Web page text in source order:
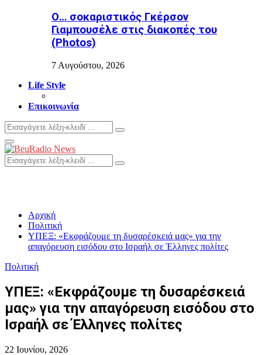
Ο… σοκαριστικός Γκέρσον
Γιαμπουσέλε στις διακοπές του
(Photos)
7 Αυγούστου, 2026
Life Style
Επικοινωνία
Search
for:
Search
Primary
Menu
Search
for:
Search
Αρχική
Πολιτική
ΥΠΕΞ: «Εκφράζουμε τη δυσαρέσκειά μας» για την
απαγόρευση εισόδου στο Ισραήλ σε Έλληνες πολίτες
Πολιτική
ΥΠΕΞ: «Εκφράζουμε τη δυσαρέσκειά
μας» για την απαγόρευση εισόδου στο
Ισραήλ σε Έλληνες πολίτες
22 Ιουνίου, 2026